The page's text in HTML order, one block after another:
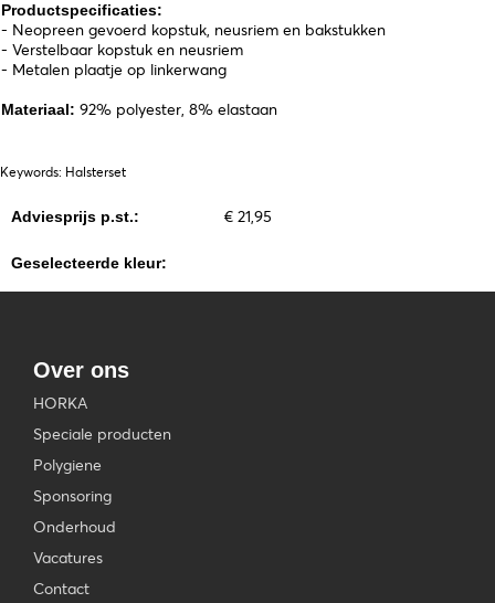
Productspecificaties:
- Neopreen gevoerd kopstuk, neusriem en bakstukken
- Verstelbaar kopstuk en neusriem
- Metalen plaatje op linkerwang
Materiaal: 92% polyester, 8% elastaan
Keywords: Halsterset
Adviesprijs p.st.: € 21,95
Geselecteerde kleur:
Over ons
HORKA
Speciale producten
Polygiene
Sponsoring
Onderhoud
Vacatures
Contact